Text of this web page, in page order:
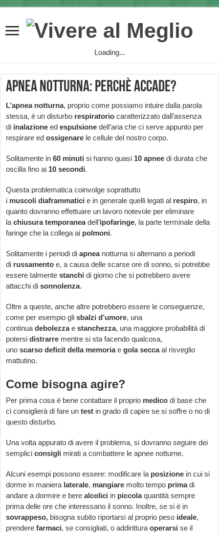
Loading...
Apnea notturna: perchè accade?
L’apnea notturna, proprio come possiamo intuire dalla parola
stessa, è un disturbo respiratorio caratterizzato dall’assenza
di inalazione edespulsione dell’aria che ci serve appunto per
respirare edossigenare le cellule del nostro corpo.
Solitamente in60 minuti si hanno quasi 10 apnee di durata che
oscilla fino ai 10 secondi.
Questa problematica coinvolge soprattutto
i muscoli diaframmatici e in generale quelli legati al respiro, in
quanto dovranno effettuare un lavoro notevole per eliminare
lachiusura temporaneadell’ipofaringe, la parte terminale della
faringe che la collega ai polmoni.
Solitamente i periodi diapneanotturna si alternano a periodi
di russamento e, a causa delle scarse ore di sonno, si potrebbe
essere talmentestanchi di giorno che si potrebbero avere
attacchi disonnolenza.
Oltre a queste, anche altre potrebbero essere le conseguenze,
come per esempio glisbalzi d’umore, una
continuadebolezzaestanchezza, una maggiore probabilità di
potersidistrarre mentre si sta facendo qualcosa,
unoscarso deficit della memoriaegola seccaal risveglio
mattutino.
Come bisogna agire?
Per prima cosa è bene contattare il proprio medico di base che
ci consiglierà di fare untest in grado di capire se si soffre o no di
questo disturbo.
Una volta appurato di avere il problema, si dovranno seguire dei
sempliciconsigli mirati a combattere le apnee notturne.
Alcuni esempi possono essere: modificare la posizione in cui si
dorme in maniera laterale, mangiare molto tempo primadi
andare a dormire e berealcolici in piccolaquantità sempre
prima delle ore che interessano il sonno. Inoltre, se si è in
sovrappeso, bisogna subito riportarsi al proprio peso ideale,
prenderefarmaci, se consigliati, o addiritturaoperarsi se il